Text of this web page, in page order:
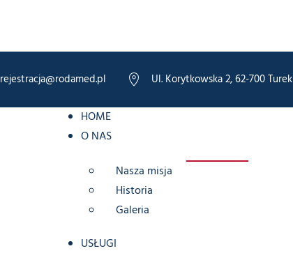
rejestracja@rodamed.pl Ul. Korytkowska 2, 62-700 Turek
HOME
O NAS
Nasza misja
Historia
Galeria
USŁUGI